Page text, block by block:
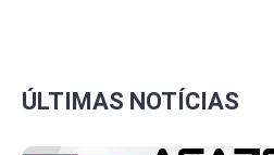
ÚLTIMAS NOTÍCIAS